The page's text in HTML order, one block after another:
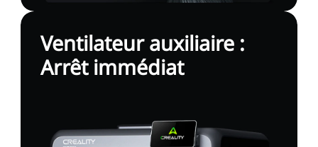
Ventilateur auxiliaire :
Arrêt immédiat